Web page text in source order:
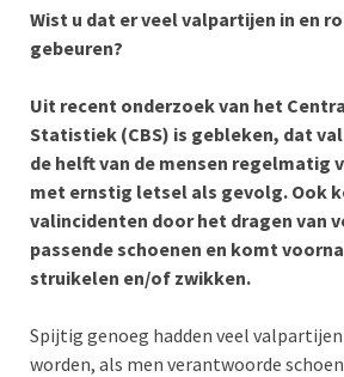
Wist u dat er veel valpartijen in en
gebeuren?
Uit recent onderzoek van het
Statistiek (CBS) is gebleken, dat
de helft van de mensen regelmatig
met ernstig letsel als gevolg. Ook
valincidenten door het dragen van
passende schoenen en komt
struikelen en/of zwikken.
Spijtig genoeg hadden veel
worden, als men verantwoorde